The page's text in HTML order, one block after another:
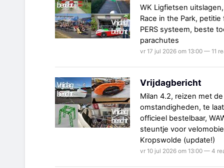
WK Ligfietsen
Race in the Park,
PERS systeem, beste
parachutes
vr 17 jul 2026 om 13:00 — 11
Vrijdagbericht
Milan 4.2, reizen met
omstandigheden, te
officieel bestelbaar,
steuntje voor
Kropswolde (update!)
vr 10 jul 2026 om 13:00 — 4